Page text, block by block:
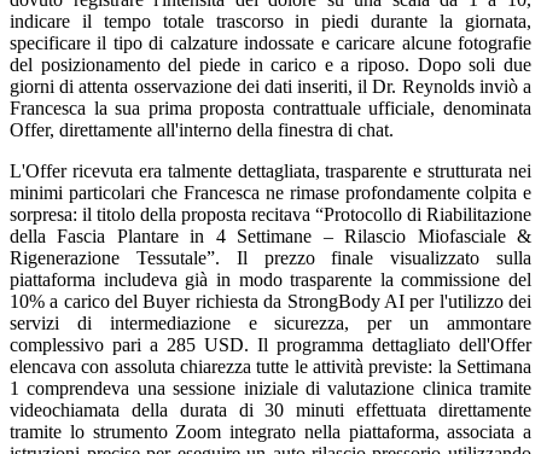
indicare il tempo totale trascorso in piedi durante la giornata,
specificare il tipo di calzature indossate e caricare alcune fotografie
del posizionamento del piede in carico e a riposo. Dopo soli due
giorni di attenta osservazione dei dati inseriti, il Dr. Reynolds inviò a
Francesca la sua prima proposta contrattuale ufficiale, denominata
Offer, direttamente all'interno della finestra di chat.
L'Offer ricevuta era talmente dettagliata, trasparente e strutturata nei
minimi particolari che Francesca ne rimase profondamente colpita e
sorpresa: il titolo della proposta recitava “Protocollo di Riabilitazione
della Fascia Plantare in 4 Settimane – Rilascio Miofasciale &
Rigenerazione Tessutale”. Il prezzo finale visualizzato sulla
piattaforma includeva già in modo trasparente la commissione del
10% a carico del Buyer richiesta da StrongBody AI per l'utilizzo dei
servizi di intermediazione e sicurezza, per un ammontare
complessivo pari a 285 USD. Il programma dettagliato dell'Offer
elencava con assoluta chiarezza tutte le attività previste: la Settimana
1 comprendeva una sessione iniziale di valutazione clinica tramite
videochiamata della durata di 30 minuti effettuata direttamente
tramite lo strumento Zoom integrato nella piattaforma, associata a